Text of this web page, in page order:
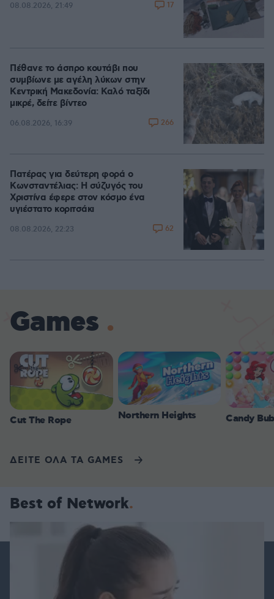
08.08.2026, 21:49 17
Πέθανε το άσπρο κουτάβι που
συμβίωνε με αγέλη λύκων στην
Κεντρική Μακεδονία: Καλό ταξίδι
μικρέ, δείτε βίντεο
06.08.2026, 16:39 266
Πατέρας για δεύτερη φορά ο
Κωνσταντέλιας: Η σύζυγός του
Χριστίνα έφερε στον κόσμο ένα
υγιέστατο κοριτσάκι
08.08.2026, 22:23 62
Games
Cut The Rope Northern Heights Candy
ΔΕΙΤΕ ΟΛΑ ΤΑ GAMES
Best of Network